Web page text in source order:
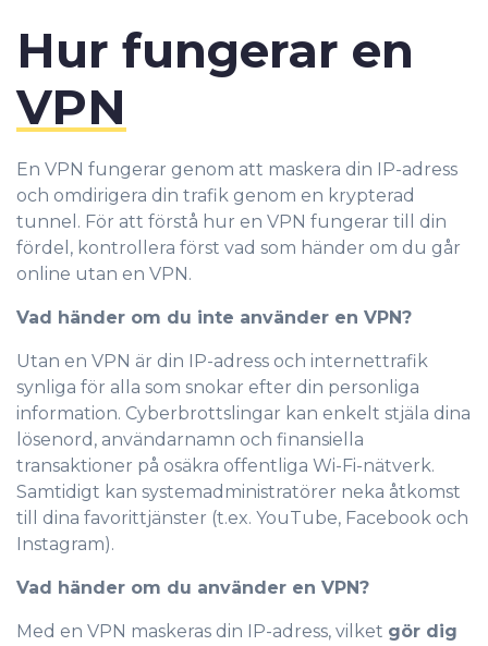
Hur fungerar en
VPN
En VPN fungerar genom att maskera din IP-adress
och omdirigera din trafik genom en krypterad
tunnel. För att förstå hur en VPN fungerar till din
fördel, kontrollera först vad som händer om du går
online utan en VPN.
Vad händer om du inte använder en VPN?
Utan en VPN är din IP-adress och internettrafik
synliga för alla som snokar efter din personliga
information. Cyberbrottslingar kan enkelt stjäla dina
lösenord, användarnamn och finansiella
transaktioner på osäkra offentliga Wi-Fi-nätverk.
Samtidigt kan systemadministratörer neka åtkomst
till dina favorittjänster (t.ex. YouTube, Facebook och
Instagram).
Vad händer om du använder en VPN?
Med en VPN maskeras din IP-adress, vilket gör dig